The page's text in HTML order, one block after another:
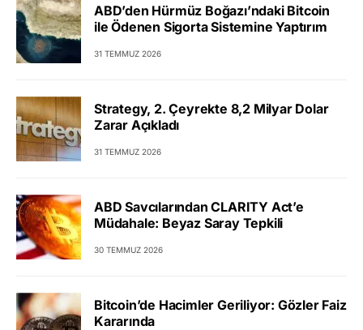
ABD’den Hürmüz Boğazı’ndaki Bitcoin
ile Ödenen Sigorta Sistemine Yaptırım
31 TEMMUZ 2026
Strategy, 2. Çeyrekte 8,2 Milyar Dolar
Zarar Açıkladı
31 TEMMUZ 2026
ABD Savcılarından CLARITY Act’e
Müdahale: Beyaz Saray Tepkili
30 TEMMUZ 2026
Bitcoin’de Hacimler Geriliyor: Gözler Faiz
Kararında